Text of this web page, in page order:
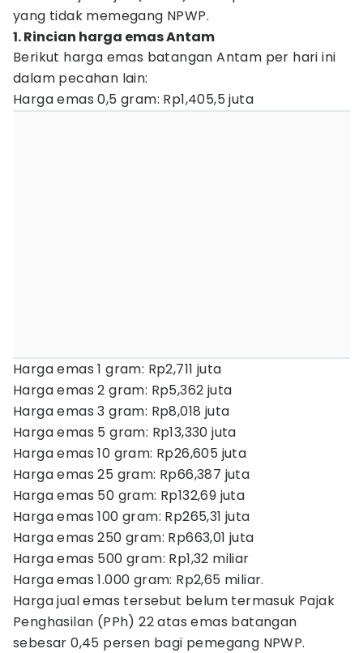
yang tidak memegang NPWP.
1. Rincian harga emas Antam
Berikut harga emas batangan Antam per hari ini
dalam pecahan lain:
Harga emas 0,5 gram: Rp1,405,5 juta
Harga emas 1 gram: Rp2,711 juta
Harga emas 2 gram: Rp5,362 juta
Harga emas 3 gram: Rp8,018 juta
Harga emas 5 gram: Rp13,330 juta
Harga emas 10 gram: Rp26,605 juta
Harga emas 25 gram: Rp66,387 juta
Harga emas 50 gram: Rp132,69 juta
Harga emas 100 gram: Rp265,31 juta
Harga emas 250 gram: Rp663,01 juta
Harga emas 500 gram: Rp1,32 miliar
Harga emas 1.000 gram: Rp2,65 miliar.
Harga jual emas tersebut belum termasuk Pajak
Penghasilan (PPh) 22 atas emas batangan
sebesar 0,45 persen bagi pemegang NPWP.